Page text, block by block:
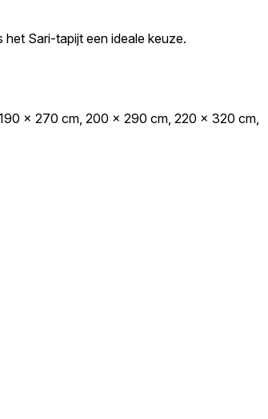
het Sari-tapijt een ideale keuze.
x 270 cm, 200 x 290 cm, 220 x 320 cm,